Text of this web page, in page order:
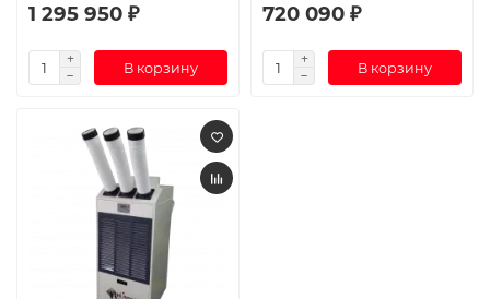
1 295 950 ₽
В корзину
720 090 ₽
В корзину